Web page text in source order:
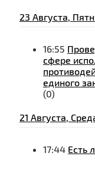
23 Августа,
16:55
сфере
единого
(0)
21 Августа,
17:44 Есть